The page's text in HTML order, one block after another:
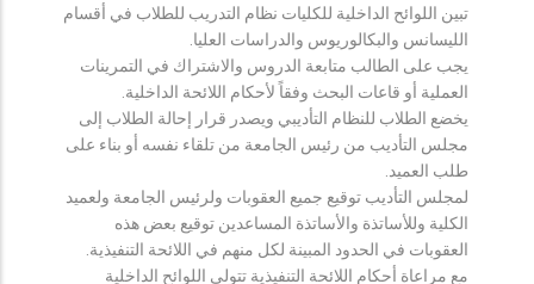
تبين اللوائح الداخلية للكليات نظام التدريب للطلاب في أقسام
الليسانس والبكالوريوس والدراسات العليا.
يجب على الطالب متابعة الدروس والاشتراك في التمرينات
العملية أو قاعات البحث وفقاً لأحكام اللائحة الداخلية.
يخضع الطلاب للنظام التأديبي ويصدر قرار إحالة الطلاب إلى
مجلس التأديب من رئيس الجامعة من تلقاء نفسه أو بناء على
طلب العميد.
لمجلس التأديب توقيع جميع العقوبات ولرئيس الجامعة ولعميد
الكلية وللأساتذة والأساتذة المساعدين توقيع بعض هذه
العقوبات في الحدود المبينة لكل منهم في اللائحة التنفيذية.
مع مراعاة أحكام اللائحة التنفيذية تتولى اللوائح الداخلية